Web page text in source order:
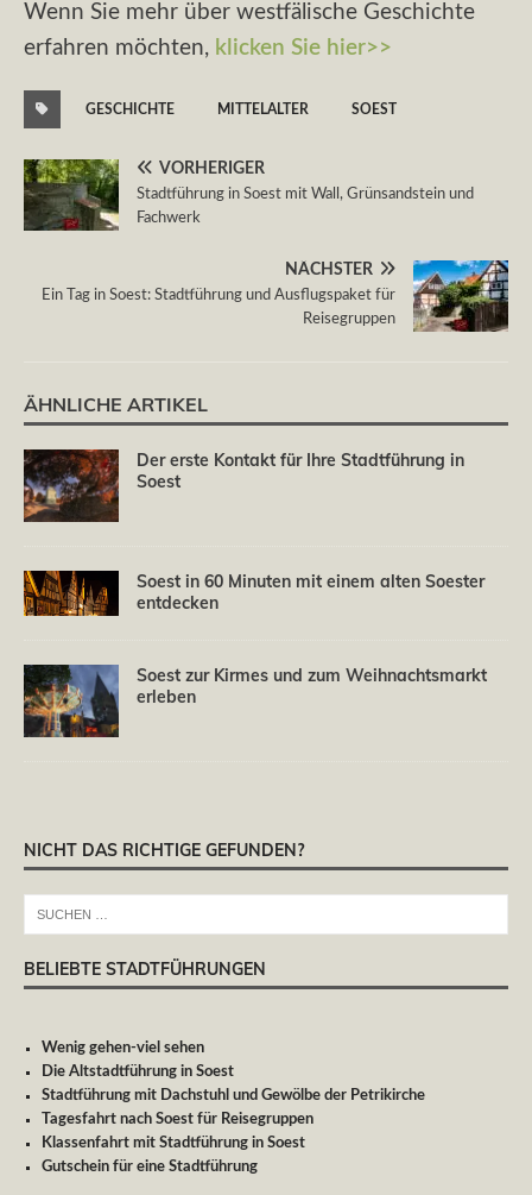
Wenn Sie mehr über westfälische Geschichte
erfahren möchten, klicken Sie hier>>
GESCHICHTE MITTELALTER SOEST
VORHERIGER
Stadtführung in Soest mit Wall, Grünsandstein und
Fachwerk
NÄCHSTER
Ein Tag in Soest: Stadtführung und Ausflugspaket für
Reisegruppen
ÄHNLICHE ARTIKEL
Der erste Kontakt für Ihre Stadtführung in
Soest
Soest in 60 Minuten mit einem alten Soester
entdecken
Soest zur Kirmes und zum Weihnachtsmarkt
erleben
NICHT DAS RICHTIGE GEFUNDEN?
BELIEBTE STADTFÜHRUNGEN
Wenig gehen-viel sehen
Die Altstadtführung in Soest
Stadtführung mit Dachstuhl und Gewölbe der Petrikirche
Tagesfahrt nach Soest für Reisegruppen
Klassenfahrt mit Stadtführung in Soest
Gutschein für eine Stadtführung